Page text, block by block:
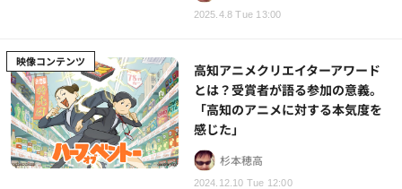
2025.4.8 Tue 13:00
映像コンテンツ
2024.12.10 Tue 12:00
高知アニメクリエイターアワード
とは？受賞者が語る参加の意義。
「高知のアニメに対する本気度を
感じた」
杉本穂高